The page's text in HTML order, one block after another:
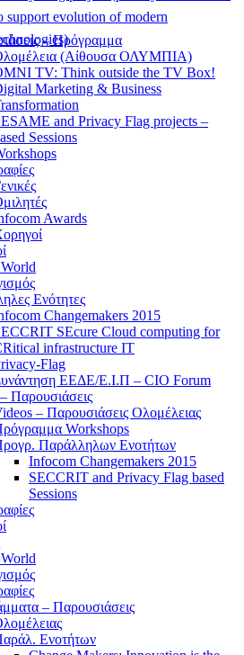
support evolution of modern
– Πρόγραμμα
(Αίθουσα ΟΛΥΜΠΙΑ)
TV: Think outside the TV Box!
Marketing & Business
and Privacy Flag projects –
Sessions
Awards
Ενότητες
Changemakers 2015
SEcure Cloud computing for
infrastructure IT
Flag
ΕΕΔΕ/Ε.Ι.Π – CIO Forum
Παρουσιάσεις
– Παρουσιάσεις Ολομέλειας
Workshops
Παράλληλων Ενοτήτων
Infocom Changemakers 2015
SECCRIT and Privacy Flag based
Sessions
– Παρουσιάσεις
Ενοτήτων